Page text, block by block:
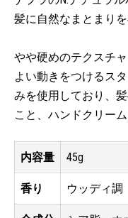
髪に自然なまとまり
やや硬めのテクスチ
よい動きをつけるス
みを使用しており、
こと、ハンドクリー
内容量 45g
香り ウッディ調